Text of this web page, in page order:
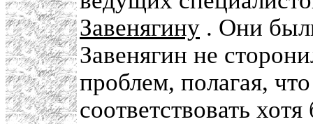
Завенягину . Они
Завенягин не
проблем, полагая,
соответствовать